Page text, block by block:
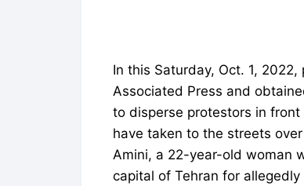
In this Saturday, Oct. 1,
Associated Press and
to disperse protestors in front
have taken to the streets
Amini, a 22-year-old woman
capital of Tehran for